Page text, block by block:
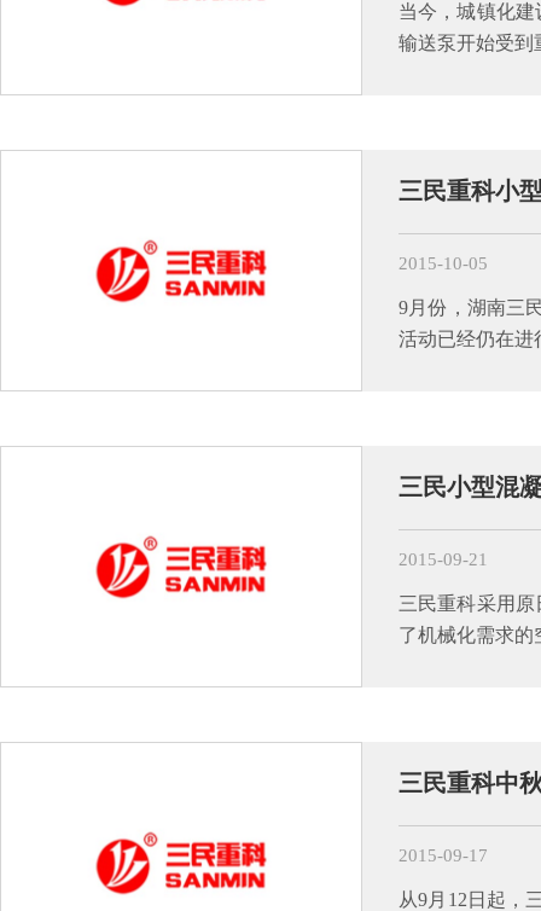
当今，城镇化
输送泵开始受到
三民重科小
2015-10-05
9月份，湖南三
活动已经仍在进
三民小型混
2015-09-21
三民重科采用
了机械化需求
三民重科中
2015-09-17
从9月12日起，